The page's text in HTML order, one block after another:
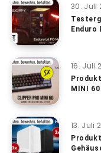
30. Juli
Enduro
16. Juli
MINI
13. Juli